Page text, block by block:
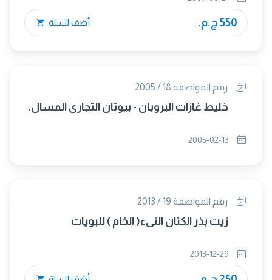
550 ج.م. أضف للسلة
رقم المواصفة 18 / 2005
خليط غازات البروبان - بيوتان التجارى المسال.
رقم المواصفة 19 / 2013
زيت بذر الكتان النىء( الخام ) للبويات